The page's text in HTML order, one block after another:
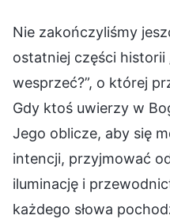
Nie zakończyliśmy
ostatniej części historii
wesprzeć?”, o której
Gdy ktoś uwierzy w
Jego oblicze, aby się
intencji, przyjmować
iluminację i
każdego słowa